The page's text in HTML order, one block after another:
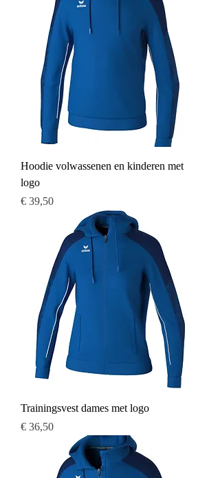
Hoodie volwassenen en kinderen met
logo
Prijs
€ 39,50
Trainingsvest dames met logo
Prijs
€ 36,50